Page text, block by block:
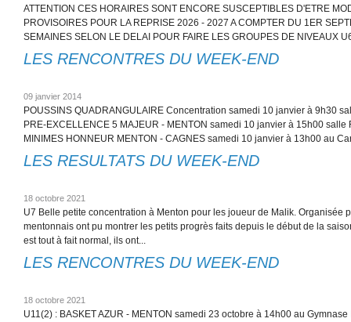
ATTENTION CES HORAIRES SONT ENCORE SUSCEPTIBLES D'ETRE
PROVISOIRES POUR LA REPRISE 2026 - 2027 A COMPTER DU 1ER
SEMAINES SELON LE DELAI POUR FAIRE LES GROUPES DE NIVEAUX
LES RENCONTRES DU WEEK-END
09 janvier 2014
POUSSINS QUADRANGULAIRE Concentration samedi 10 janvier à 9h30
PRE-EXCELLENCE 5 MAJEUR - MENTON samedi 10 janvier à 15h00 salle
MINIMES HONNEUR MENTON - CAGNES samedi 10 janvier à 13h00 au
LES RESULTATS DU WEEK-END
18 octobre 2021
U7 Belle petite concentration à Menton pour les joueur de Malik. Organisée
mentonnais ont pu montrer les petits progrès faits depuis le début de la
est tout à fait normal, ils ont...
LES RENCONTRES DU WEEK-END
18 octobre 2021
U11(2) : BASKET AZUR - MENTON samedi 23 octobre à 14h00 au